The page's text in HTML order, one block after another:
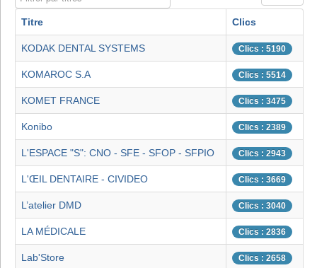
Titre Clics
KODAK DENTAL SYSTEMS Clics : 5190
KOMAROC S.A Clics : 5514
KOMET FRANCE Clics : 3475
Konibo Clics : 2389
L'ESPACE "S": CNO - SFE - SFOP - SFPIO Clics : 2943
L'ŒIL DENTAIRE - CIVIDEO Clics : 3669
L’atelier DMD Clics : 3040
LA MÉDICALE Clics : 2836
Lab'Store Clics : 2658